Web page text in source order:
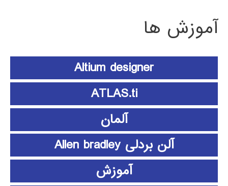
آموزش ها
Altium designer
ATLAS.ti
آلمان
آلن بردلی Allen bradley
آموزش